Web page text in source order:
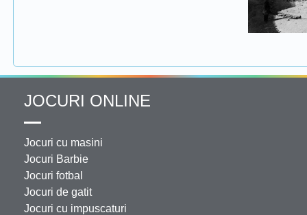
JOCURI ONLINE
Jocuri cu masini
Jocuri Barbie
Jocuri fotbal
Jocuri de gatit
Jocuri cu impuscaturi